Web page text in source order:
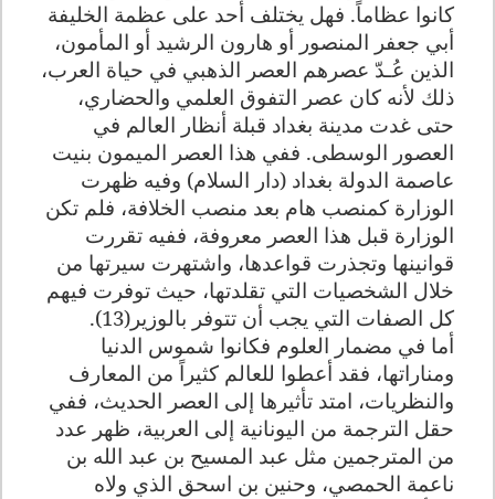
كانوا عظاماً. فهل يختلف أحد على عظمة الخليفة
أبي جعفر المنصور أو هارون الرشيد أو المأمون،
الذين عُـدّ عصرهم العصر الذهبي في حياة العرب،
ذلك لأنه كان عصر التفوق العلمي والحضاري،
حتى غدت مدينة بغداد قبلة أنظار العالم في
العصور الوسطى. ففي هذا العصر الميمون بنيت
عاصمة الدولة بغداد (دار السلام) وفيه ظهرت
الوزارة كمنصب هام بعد منصب الخلافة، فلم تكن
الوزارة قبل هذا العصر معروفة، ففيه تقررت
قوانينها وتجذرت قواعدها، واشتهرت سيرتها من
خلال الشخصيات التي تقلدتها، حيث توفرت فيهم
كل الصفات التي يجب أن تتوفر بالوزير(13).
أما في مضمار العلوم فكانوا شموس الدنيا
ومناراتها، فقد أعطوا للعالم كثيراً من المعارف
والنظريات، امتد تأثيرها إلى العصر الحديث، ففي
حقل الترجمة من اليونانية إلى العربية، ظهر عدد
من المترجمين مثل عبد المسيح بن عبد الله بن
ناعمة الحمصي، وحنين بن اسحق الذي ولاه